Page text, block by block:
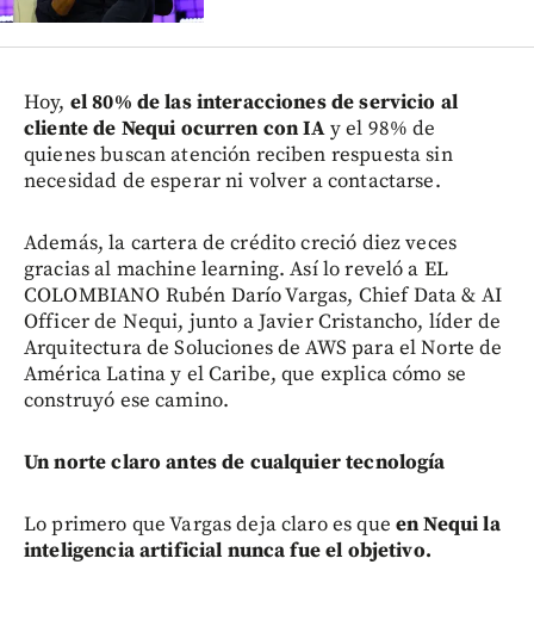
Hoy, el 80% de las interacciones de servicio al
cliente de Nequi ocurren con IAy el 98% de
quienes buscan atención reciben respuesta sin
necesidad de esperar ni volver a contactarse.
Además, la cartera de crédito creció diez veces
gracias al machine learning. Así lo reveló a EL
COLOMBIANO Rubén Darío Vargas, Chief Data & AI
Officer de Nequi, junto a Javier Cristancho, líder de
Arquitectura de Soluciones de AWS para el Norte de
América Latina y el Caribe, que explica cómo se
construyó ese camino.
Un norte claro antes de cualquier tecnología
Lo primero que Vargas deja claro es que en Nequi la
inteligencia artificial nunca fue el objetivo.